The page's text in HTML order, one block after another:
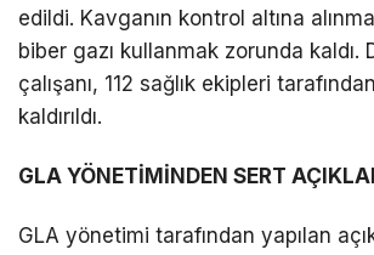
edildi. Kavganın kontrol altına
biber gazı kullanmak zorunda kaldı.
çalışanı, 112 sağlık ekipleri
kaldırıldı.
GLA YÖNETİMİNDEN SERT
GLA yönetimi tarafından yapılan